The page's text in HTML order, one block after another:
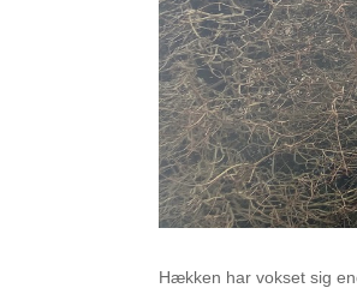
Hækken har vokset sig